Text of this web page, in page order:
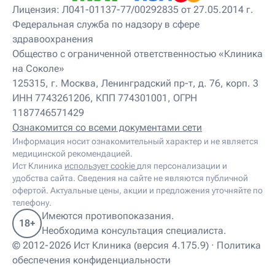
Детский нейропсихолог
Детский нутрициолог
Детский ортопед
Детский остеопат
Детский отоневролог
Детский подиатр
Детский психолог
Детский психотерапевт
Детский реабилитолог
Детский ревматолог
Детский рефлексотерапевт
Детский сомнолог
Детский спортивный врач
Детский травматолог
Детский травматолог-ортопед
Детский физиотерапевт
Детский эндокринолог
Диабетолог
Диетолог
И
Иглорефлексотерапевт
Лицензия: Л041-01137-77/00292835 от 27.05.2014 г.
Федеральная служба по надзору в сфере
здравоохранения
Общество с ограниченной ответственностью «Клиника
на Соколе»
125315, г. Москва, Ленинградский пр-т, д. 76, корп. 3
ИНН 7743261206, КПП 774301001, ОГРН
1187746571429
Ознакомится со всеми документами сети
Информация носит ознакомительный характер и не является
медицинской рекомендацией.
Ист Клиника использует cookie для персонализации и
удобства сайта. Сведения на сайте не являются публичной
офертой. Актуальные цены, акции и предложения уточняйте по
телефону.
© 2012-2026 Ист Клиника (версия 4.175.9) · Политика
обеспечения конфиденциальности
Имеются противопоказания.
Необходима консультация специалиста.
18+